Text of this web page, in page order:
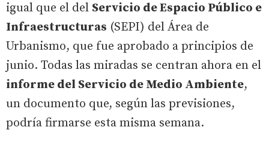
igual que el del Servicio de Espacio Público e
Infraestructuras (SEPI) del Área de
Urbanismo, que fue aprobado a principios de
junio. Todas las miradas se centran ahora en el
informe del Servicio de Medio Ambiente,
un documento que, según las previsiones,
podría firmarse esta misma semana.